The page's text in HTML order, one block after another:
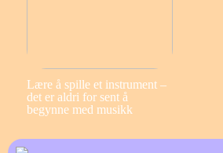
Lære å spille et instrument –
det er aldri for sent å
begynne med musikk